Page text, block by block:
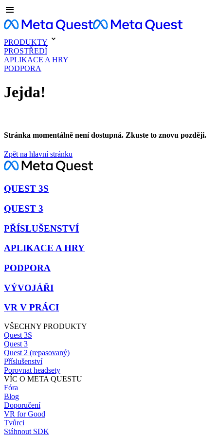
PRODUKTY
PROSTŘEDÍ
APLIKACE A HRY
PODPORA
Jejda!
Stránka momentálně není dostupná. Zkuste to znovu později.
Zpět na hlavní stránku
QUEST 3S
QUEST 3
PŘÍSLUŠENSTVÍ
APLIKACE A HRY
PODPORA
VÝVOJÁŘI
VR V PRÁCI
VŠECHNY PRODUKTY
Quest 3S
Quest 3
Quest 2 (repasovaný)
Příslušenství
Porovnat headsety
VÍC O META QUESTU
Fóra
Blog
Doporučení
VR for Good
Tvůrci
Stáhnout SDK